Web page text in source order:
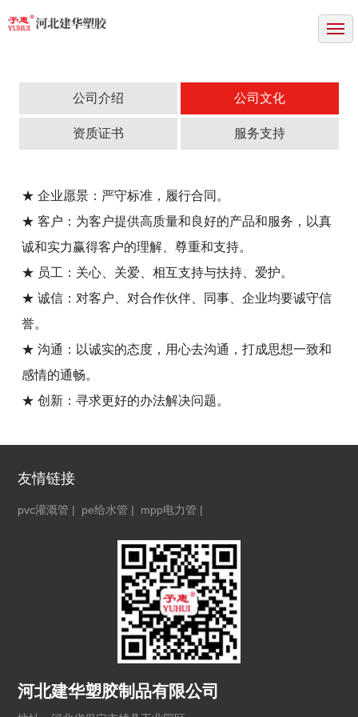
产品中心
成功案例
资质证书
公司介绍 公司文化
资质证书 服务支持
★ 企业愿景：严守标准，履行合同。
★ 客户：为客户提供高质量和良好的产品和服务，以真
诚和实力赢得客户的理解、尊重和支持。
★ 员工：关心、关爱、相互支持与扶持、爱护。
★ 诚信：对客户、对合作伙伴、同事、企业均要诚守信
誉。
★ 沟通：以诚实的态度，用心去沟通，打成思想一致和
感情的通畅。
★ 创新：寻求更好的办法解决问题。
友情链接
pvc灌溉管 | pe给水管 | mpp电力管 |
河北建华塑胶制品有限公司